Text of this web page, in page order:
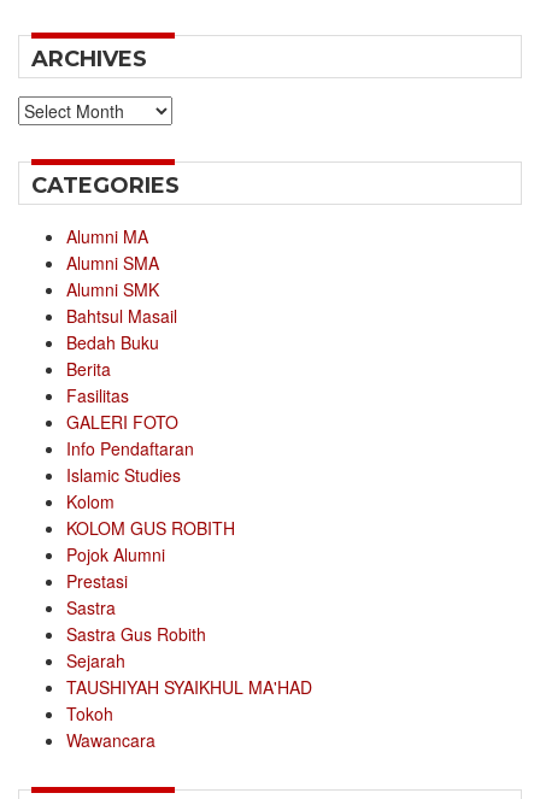
ARCHIVES
Archives
CATEGORIES
Alumni MA
Alumni SMA
Alumni SMK
Bahtsul Masail
Bedah Buku
Berita
Fasilitas
GALERI FOTO
Info Pendaftaran
Islamic Studies
Kolom
KOLOM GUS ROBITH
Pojok Alumni
Prestasi
Sastra
Sastra Gus Robith
Sejarah
TAUSHIYAH SYAIKHUL MA'HAD
Tokoh
Wawancara